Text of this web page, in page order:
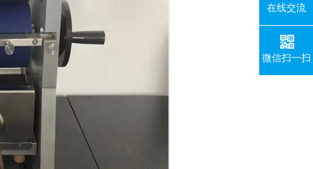
在线交流
微信扫一扫